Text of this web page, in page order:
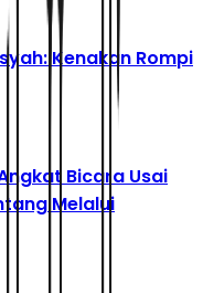
Kenakan Rompi
Bicara Usai
Melalui